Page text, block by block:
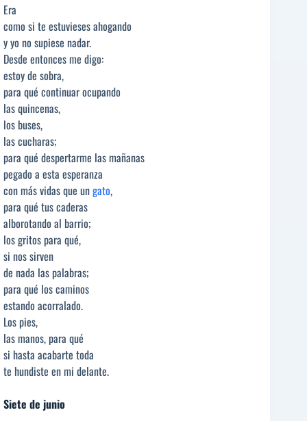
Era
como si te estuvieses ahogando
y yo no supiese nadar.
Desde entonces me digo:
estoy de sobra,
para qué continuar ocupando
las quincenas,
los buses,
las cucharas;
para qué despertarme las mañanas
pegado a esta esperanza
con más vidas que ungato,
para qué tus caderas
alborotando al barrio;
los gritos para qué,
si nos sirven
de nada las palabras;
para qué los caminos
estando acorralado.
Los pies,
las manos, para qué
si hasta acabarte toda
te hundiste en mi delante.
Siete de junio